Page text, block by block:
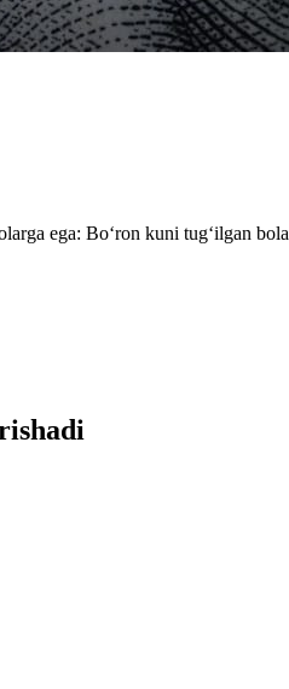
ega: Bo‘ron kuni tug‘ilgan bola